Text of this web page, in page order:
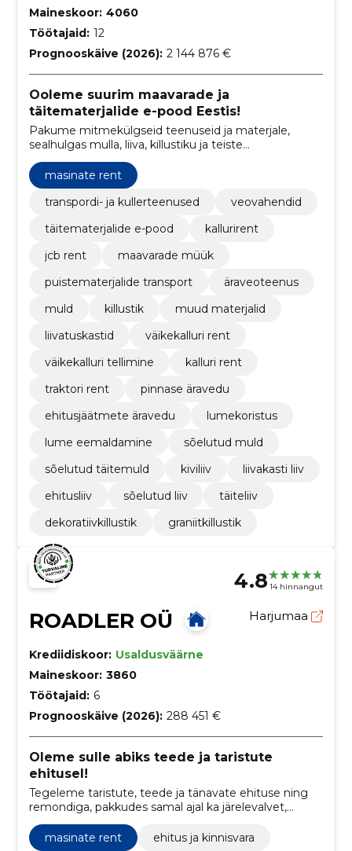
Maineskoor: 4060
Töötajaid: 12
Prognooskäive (2026): 2 144 876 €
Ooleme suurim maavarade ja
täitematerjalide e-pood Eestis!
Pakume mitmekülgseid teenuseid ja materjale,
sealhulgas mulla, liiva, killustiku ja teiste
ehitusmaterjalide müük, äraveoteenus ning masinate
rent ehitus- ja maastikuprojektide jaoks. Toome
materjali erakliendi koduhoovist - Rail Baltica
ehituseni.
masinate rent
transpordi- ja kullerteenused
veovahendid
täitematerjalide e-pood
kallurirent
jcb rent
maavarade müük
puistematerjalide transport
äraveoteenus
muld
killustik
muud materjalid
liivatuskastid
väikekalluri rent
väikekalluri tellimine
kalluri rent
traktori rent
pinnase äravedu
ehitusjäätmete äravedu
lumekoristus
lume eemaldamine
sõelutud muld
sõelutud täitemuld
kiviliiv
liivakasti liiv
ehitusliiv
sõelutud liiv
täiteliiv
dekoratiivkillustik
graniitkillustik
4.8 14 hinnangut
ROADLER OÜ Harjumaa
Krediidiskoor: Usaldusväärne
Maineskoor: 3860
Töötajaid: 6
Prognooskäive (2026): 288 451 €
Oleme sulle abiks teede ja taristute
ehitusel!
Tegeleme taristute, teede ja tänavate ehituse ning
remondiga, pakkudes samal ajal ka järelevalvet,
tänavate hooldust.
masinate rent
ehitus ja kinnisvara